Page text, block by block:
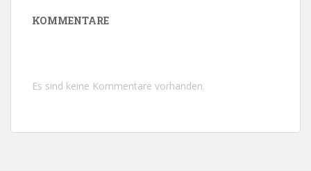
KOMMENTARE
Es sind keine Kommentare vorhanden.